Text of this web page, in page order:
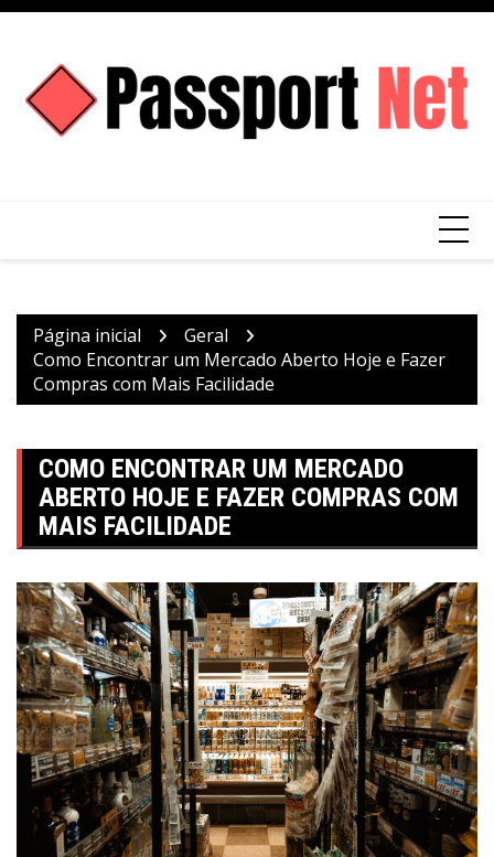
Ir
conteúdo
Página inicial
Geral
Como Encontrar um Mercado Aberto Hoje e Fazer
Compras com Mais Facilidade
COMO ENCONTRAR UM MERCADO
ABERTO HOJE E FAZER COMPRAS COM
MAIS FACILIDADE